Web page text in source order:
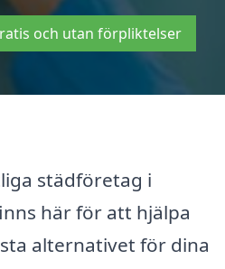
och utan förpliktelser
städföretag i
här för att hjälpa
alternativet för dina